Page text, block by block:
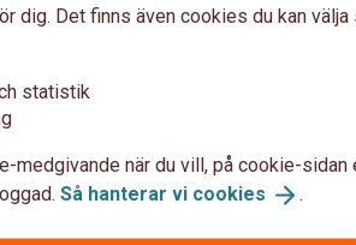
administrativa
automatiskt
När
bokföras med hjälp
händelser på
dig. Det finns även cookies du kan välja
statistik
medgivande när du vill, på cookie-sidan
Så hanterar vi cookies .